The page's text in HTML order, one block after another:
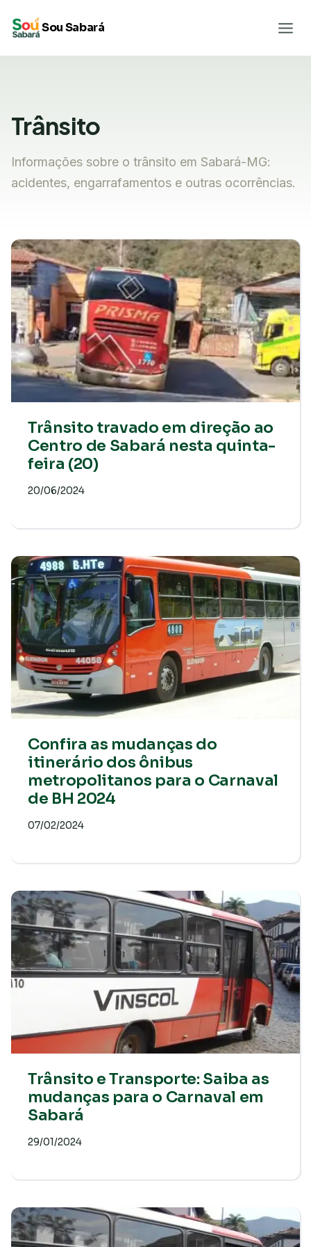
para
Sou Sabará
Trânsito
Informações sobre o trânsito em Sabará-MG:
acidentes, engarrafamentos e outras ocorrências.
Trânsito travado em direção ao
Centro de Sabará nesta quinta-
feira (20)
20/06/2024
Confira as mudanças do
itinerário dos ônibus
metropolitanos para o Carnaval
de BH 2024
07/02/2024
Trânsito e Transporte: Saiba as
mudanças para o Carnaval em
Sabará
29/01/2024